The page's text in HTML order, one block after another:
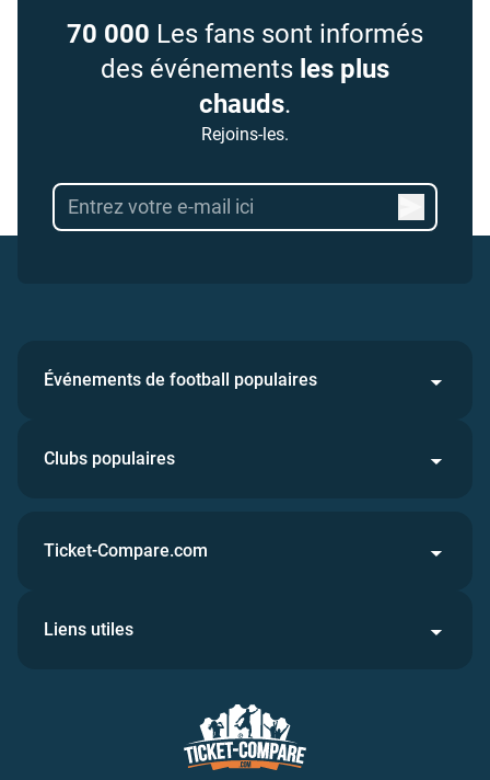
70 000 Les fans sont informés
des événements les plus
chauds.
Rejoins-les.
Événements de football populaires
Clubs populaires
Ticket-Compare.com
Liens utiles